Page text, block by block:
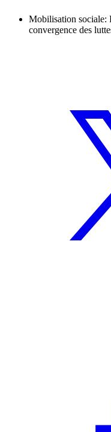
Mobilisation sociale:
convergence des